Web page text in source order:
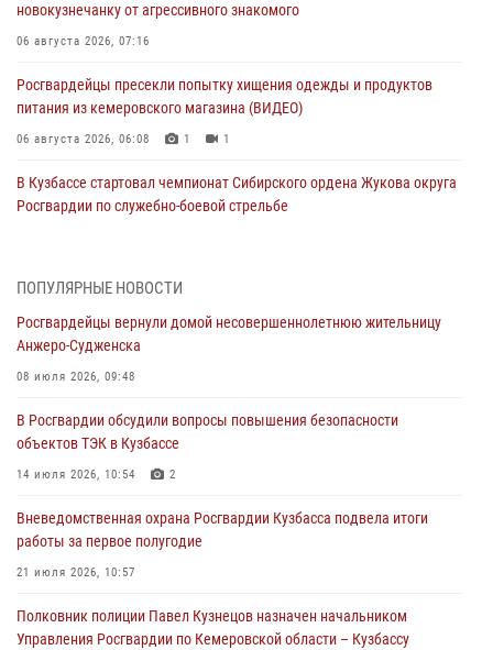
новокузнечанку от агрессивного знакомого
06 августа 2026, 07:16
Росгвардейцы пресекли попытку хищения одежды и продуктов
питания из кемеровского магазина (ВИДЕО)
06 августа 2026, 06:08 1 1
В Кузбассе стартовал чемпионат Сибирского ордена Жукова округа
Росгвардии по служебно-боевой стрельбе
Росгвардейцы задержали в Кемерове дебошира, устроившего
05 августа 2026, 09:30
Росгвардейцы задержали участника драки, причинившего побои
05 августа 2026, 08:50
Росгвардейцы пресекли нарушение общественного порядка на
Росгвардейцы в Юрге пресекли попытку проникновения на
ПОПУЛЯРНЫЕ НОВОСТИ
Росгвардейцы вернули домой несовершеннолетнюю жительницу
Анжеро-Судженска
08 июля 2026, 09:48
В Росгвардии обсудили вопросы повышения безопасности
объектов ТЭК в Кузбассе
14 июля 2026, 10:54 2
Вневедомственная охрана Росгвардии Кузбасса подвела итоги
работы за первое полугодие
21 июля 2026, 10:57
Полковник полиции Павел Кузнецов назначен начальником
Управления Росгвардии по Кемеровской области – Кузбассу